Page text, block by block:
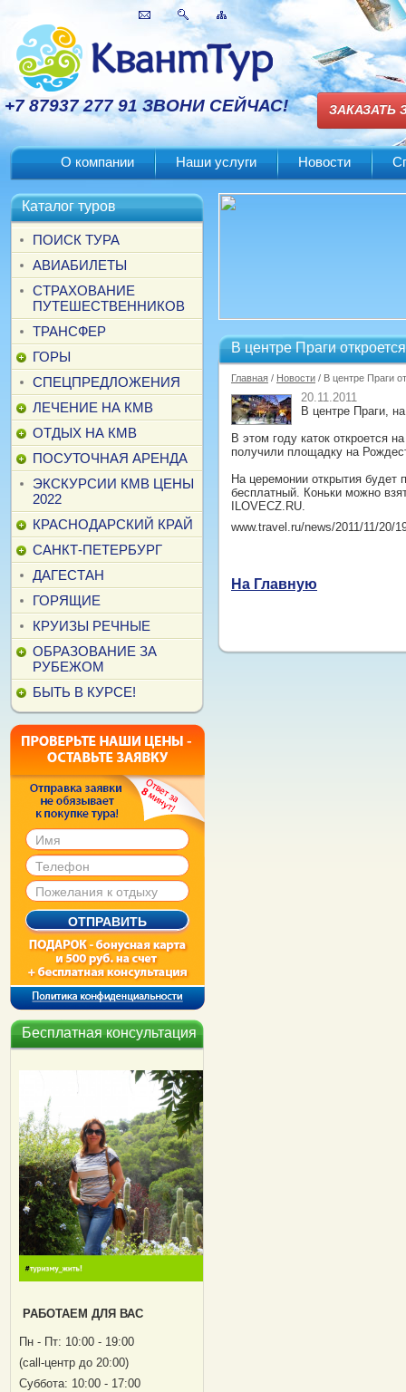
+7 87937 277 91 ЗВОНИ СЕЙЧАС! ЗАКАЗАТЬ
О компании Наши услуги Новости
Каталог туров
ПОИСК ТУРА
АВИАБИЛЕТЫ
СТРАХОВАНИЕ
ПУТЕШЕСТВЕННИКОВ
ТРАНСФЕР
ГОРЫ
СПЕЦПРЕДЛОЖЕНИЯ
ЛЕЧЕНИЕ НА КМВ
ОТДЫХ НА КМВ
ПОСУТОЧНАЯ АРЕНДА
ЭКСКУРСИИ КМВ ЦЕНЫ
2022
КРАСНОДАРСКИЙ КРАЙ
САНКТ-ПЕТЕРБУРГ
ДАГЕСТАН
ГОРЯЩИЕ
КРУИЗЫ РЕЧНЫЕ
ОБРАЗОВАНИЕ ЗА
РУБЕЖОМ
БЫТЬ В КУРСЕ!
Бесплатная консультация
РАБОТАЕМ ДЛЯ ВАС
Пн - Пт: 10:00 - 19:00
(саll-центр до 20:00)
Суббота: 10:00 - 17:00
В центре Праги
Главная / Новости / В центре Праги
20.11.2011
В центре Праги,
В этом году каток откроется
получили площадку на
На церемонии открытия будет
бесплатный. Коньки можно
ILOVECZ.RU.
www.travel.ru/news/2011/11/20/
На Главную